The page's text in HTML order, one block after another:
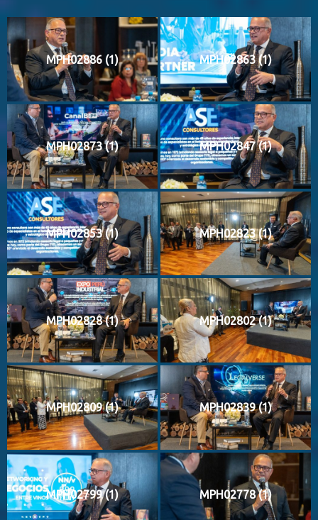
MPH02886 (1) MPH02863 (1)
MPH02873 (1) MPH02847 (1)
MPH02853 (1) MPH02823 (1)
MPH02828 (1) MPH02802 (1)
MPH02809 (1) MPH02839 (1)
MPH02799 (1) MPH02778 (1)